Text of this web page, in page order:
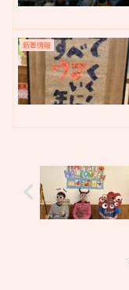
新着情報